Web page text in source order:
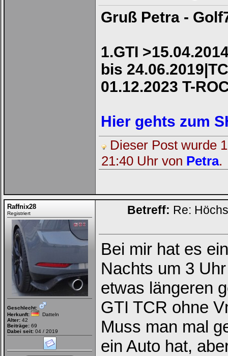
Gruß Petra -
1.GTI
bis
01.12.2023 T-
Hier gehts zum
Dieser Post wurde
21:40 Uhr von Petra.
Raffnix28
Registriert
Geschlecht:
Herkunft:
Datteln
Alter: 42
Beiträge: 69
Dabei seit: 04 / 2019
Betreff: Re:
Bei mir hat es
Nachts um 3
etwas längeren
GTI TCR ohne
Muss man mal
ein Auto hat,